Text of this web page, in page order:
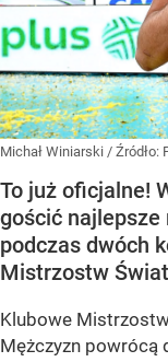
Michał Winiarski / Źródło:
To już oficjalne!
gościć
podczas dwóch
Mistrzostw
Klubowe
Mężczyzn powrócą